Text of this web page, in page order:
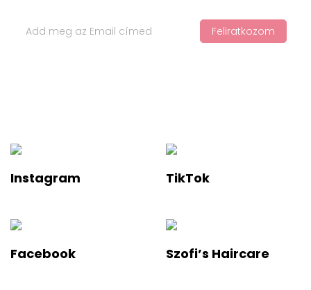
Feliratkozom
Instagram TikTok
Facebook Szofi’s Haircare